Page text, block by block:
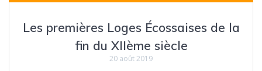
Les premières Loges Écossaises de la
fin du XIIème siècle
20 août 2019